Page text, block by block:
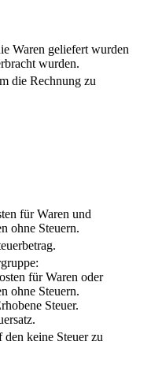
Waren geliefert wurden
wurden.
die Rechnung zu
für Waren und
ohne Steuern.
für Waren oder
ohne Steuern.
Steuer.
keine Steuer zu